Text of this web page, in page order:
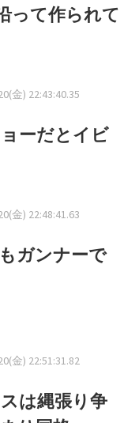
って作られて
金) 22:43:40.35
ーだとイビ
金) 22:48:41.63
ガンナーで
金) 22:51:31.82
は縄張り争